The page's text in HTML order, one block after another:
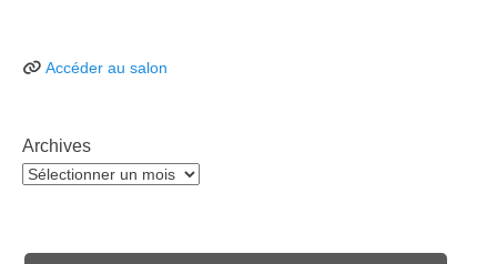
Accéder au salon
Archives
Archives